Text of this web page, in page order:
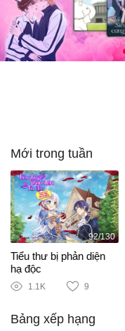
Mới trong tuần
92/130
Tiểu thư bị phản diện
hạ độc
1.1K 9
Bảng xếp hạng